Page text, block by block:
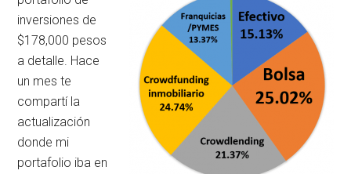
inversiones de
$178,000 pesos
a detalle. Hace
un mes te
compartí la
actualización
donde mi
portafolio iba en